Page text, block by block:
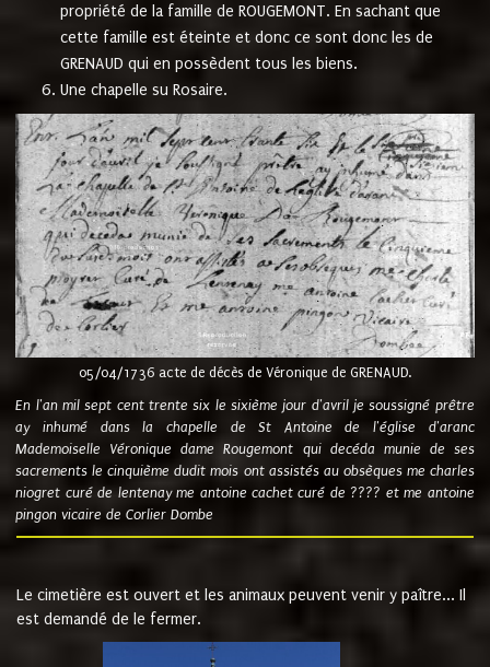
propriété de la famille de ROUGEMONT. En sachant que
cette famille est éteinte et donc ce sont donc les de
GRENAUD qui en possèdent tous les biens.
Une chapelle su Rosaire.
05/04/1736 acte de décès de Véronique de GRENAUD.
En l'an mil sept cent trente six le sixième jour d'avril je soussigné prêtre
ay inhumé dans la chapelle de St Antoine de l'église d'aranc
Mademoiselle Véronique dame Rougemont qui decéda munie de ses
sacrements le cinquième dudit mois ont assistés au obsèques me charles
niogret curé de lentenay me antoine cachet curé de ???? et me antoine
pingon vicaire de Corlier Dombe
Le cimetière est ouvert et les animaux peuvent venir y paître... Il
est demandé de le fermer.